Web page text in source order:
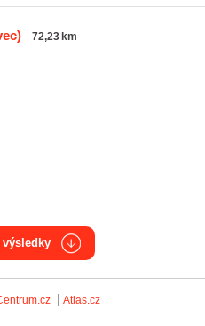
72,23 km
výsledky
Atlas.cz